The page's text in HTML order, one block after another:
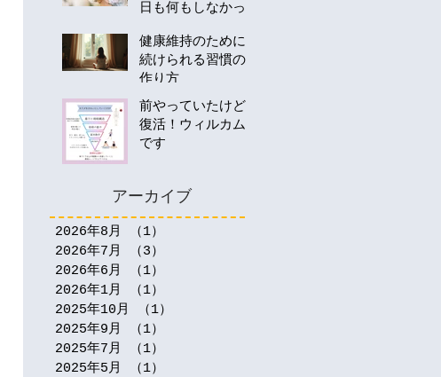
日も何もしなかっ
代・50代の運動は
何から始める？
健康維持のために
続けられる習慣の
作り方
前やっていたけど
復活！ウィルカム
です
アーカイブ
2026年8月 （1）
2026年7月
（3）
2026年6月
（1）
2026年1月
（1）
2025年10月
（1）
2025年9月
（1）
2025年7月
（1）
2025年5月
（1）